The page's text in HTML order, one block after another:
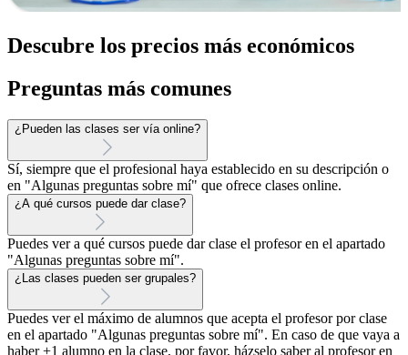
Descubre los precios más económicos
Preguntas más comunes
¿Pueden las clases ser vía online?
Sí, siempre que el profesional haya establecido en su descripción o
en "Algunas preguntas sobre mí" que ofrece clases online.
¿A qué cursos puede dar clase?
Puedes ver a qué cursos puede dar clase el profesor en el apartado
"Algunas preguntas sobre mí".
¿Las clases pueden ser grupales?
Puedes ver el máximo de alumnos que acepta el profesor por clase
en el apartado "Algunas preguntas sobre mí". En caso de que vaya a
haber +1 alumno en la clase, por favor, házselo saber al profesor en